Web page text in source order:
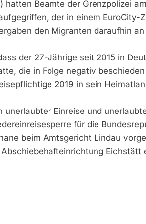
hatten Beamte der Grenzpolizei
der in einem EuroCity-
den Migranten daraufhin
der 27-Jährige seit 2015 in
die in Folge negativ
2019 in sein
unerlaubter Einreise und
für die
beim Amtsgericht Lindau
Eichstätt